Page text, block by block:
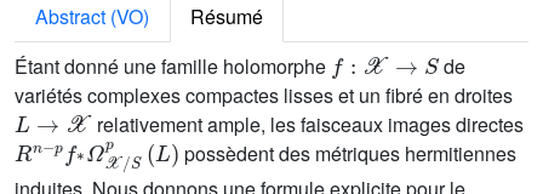
Abstract (VO)
Résumé
Étant donné une famille holomorphe
f:𝒳→S
de
variétés complexes compactes lisses et un fibré en droites
L→𝒳
relativement ample, les faisceaux images directes
R n-p f*Ω 𝒳/Sp(L)
possèdent des métriques hermitiennes
induites. Nous donnons une formule explicite pour le